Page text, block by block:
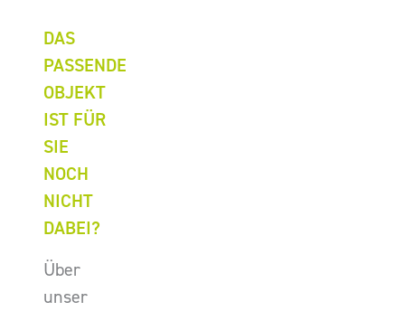
DAS
PASSENDE
OBJEKT
IST FÜR
SIE
NOCH
NICHT
DABEI?
Über
unser